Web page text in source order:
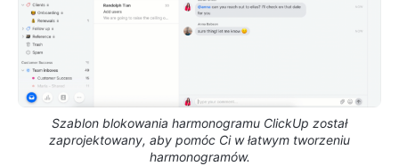
Szablon blokowania harmonogramu ClickUp został
zaprojektowany, aby pomóc Ci w łatwym tworzeniu
harmonogramów.